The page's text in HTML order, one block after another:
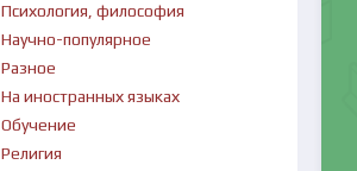
Психология, философия
Научно-популярное
Разное
На иностранных языках
Обучение
Религия